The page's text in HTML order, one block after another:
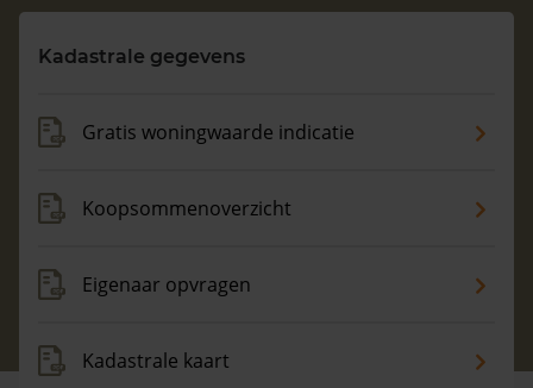
Vragen? Neem contact met ons op
088 220 4200
Kadastrale gegevens
Gratis woningwaarde indicatie
Koopsommenoverzicht
Eigenaar opvragen
Kadastrale kaart